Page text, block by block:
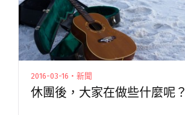
2016-03-16・新聞
休團後，大家在做些什麼呢？